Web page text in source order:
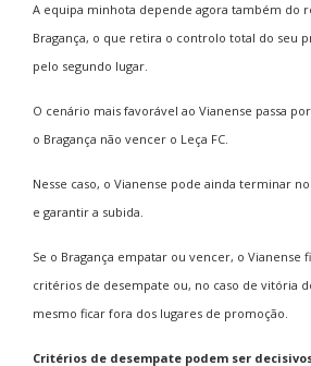
A equipa minhota depende agora também do
Bragança, o que retira o controlo total do seu
pelo segundo lugar.
O cenário mais favorável ao Vianense passa
o Bragança não vencer o Leça FC.
Nesse caso, o Vianense pode ainda terminar
e garantir a subida.
Se o Bragança empatar ou vencer, o Vianense
critérios de desempate ou, no caso de vitória
mesmo ficar fora dos lugares de promoção.
Critérios de desempate podem ser